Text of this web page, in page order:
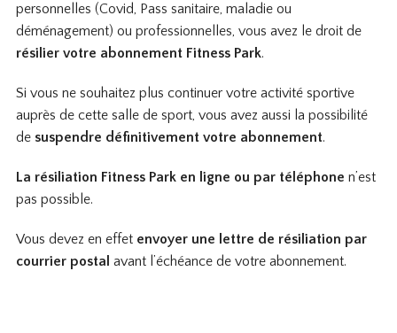
personnelles (Covid, Pass sanitaire, maladie ou
déménagement) ou professionnelles, vous avez le droit de
résilier votre abonnement Fitness Park.
Si vous ne souhaitez plus continuer votre activité sportive
auprès de cette salle de sport, vous avez aussi la possibilité
de suspendre définitivement votre abonnement.
La résiliation Fitness Park en ligne ou par téléphone n’est
pas possible.
Vous devez en effetenvoyer une lettre de résiliation par
courrier postal avant l’échéance de votre abonnement.